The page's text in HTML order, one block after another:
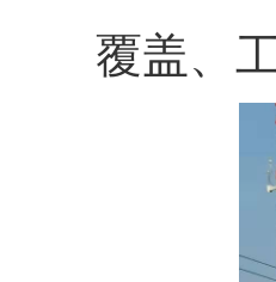
覆盖、